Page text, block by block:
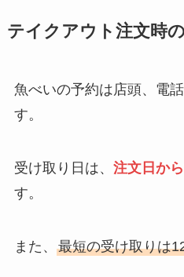
テイクアウト注文時
魚べいの予約は店頭、電
す。
受け取り日は、 注文日か
す。
また、 最短の受け取りは